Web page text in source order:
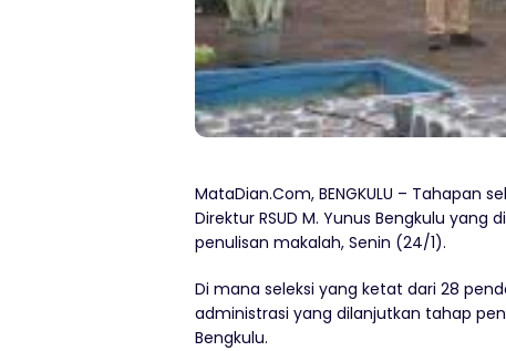
MataDian.Com, BENGKULU – Tahapan
Direktur RSUD M. Yunus Bengkulu
penulisan makalah, Senin (24/1).
Di mana seleksi yang ketat dari 28
administrasi yang dilanjutkan tahap
Bengkulu.